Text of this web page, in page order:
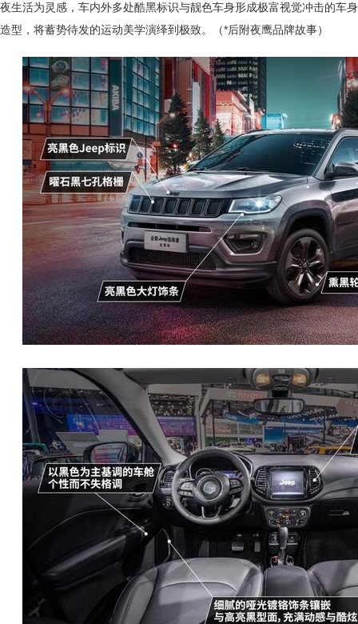
夜生活为灵感，车内外多处酷黑标识与靓色车身形成极富视觉冲击的车身
造型，将蓄势待发的运动美学演绎到极致。（*后附夜鹰品牌故事）